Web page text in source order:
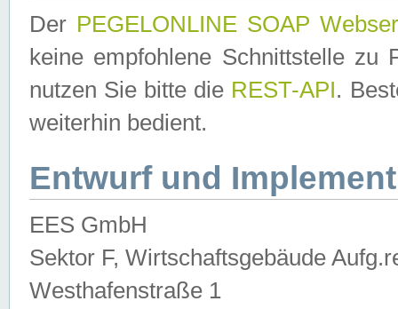
Der PEGELONLINE SOAP
keine empfohlene Schnittstelle zu
nutzen Sie bitte die REST-API.
weiterhin bedient.
Entwurf und
EES GmbH
Sektor F, Wirtschaftsgebäude
Westhafenstraße 1